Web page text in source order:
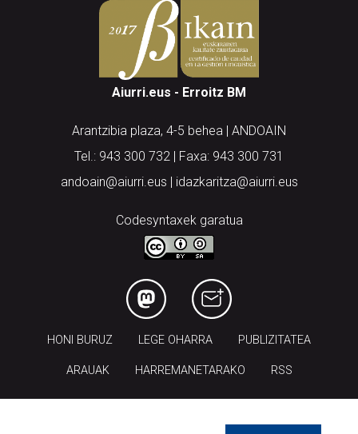
Aiurri.eus - Erroitz BM
Arantzibia plaza, 4-5 behea | ANDOAIN
Tel.: 943 300 732 | Faxa: 943 300 731
andoain@aiurri.eus | idazkaritza@aiurri.eus
Codesyntaxek garatua
HONI BURUZ LEGE OHARRA PUBLIZITATEA
ARAUAK HARREMANETARAKO RSS